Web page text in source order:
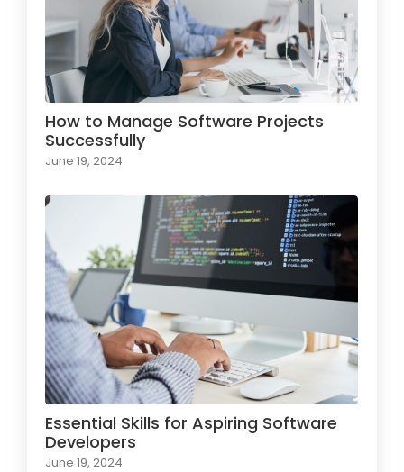
How to Manage Software Projects
Successfully
June 19, 2024
Essential Skills for Aspiring Software
Developers
June 19, 2024